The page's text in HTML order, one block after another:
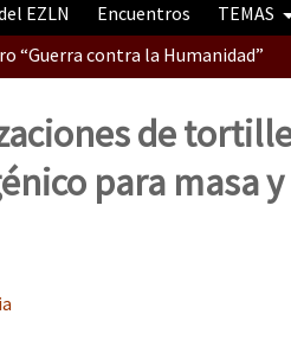
EZLN Encuentros TEMAS
“Guerra contra la Humanidad”
“Guerra contra a
contra a Humanidade” (As
de
para masa